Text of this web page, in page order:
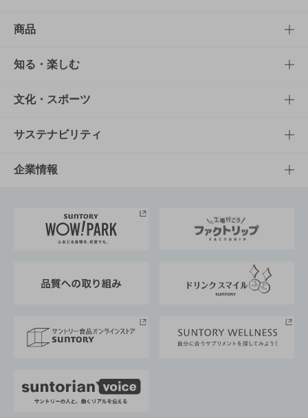
商品
商品TOP
商品一覧
商品発売情報
栄養成分一覧
知る・楽しむ
知る・楽しむTOP
キャンペーン
工場見学
地域情報
文化・スポーツ
文化・スポーツTOP
サントリーホール
サントリーサンバーズ大阪
サステナビリティ
サステナビリティTOP
サントリーが考えるサステナビリティ経営
企業情報
企業概要
採用情報